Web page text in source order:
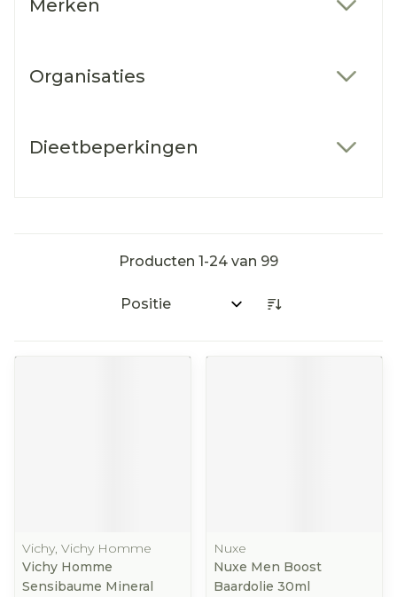
Merken
Organisaties
Dieetbeperkingen
Producten 1-24 van 99
Sorteer op:
Vichy, Vichy Homme
Vichy Homme
Sensibaume Mineral
Nuxe
Nuxe Men Boost
Baardolie 30ml